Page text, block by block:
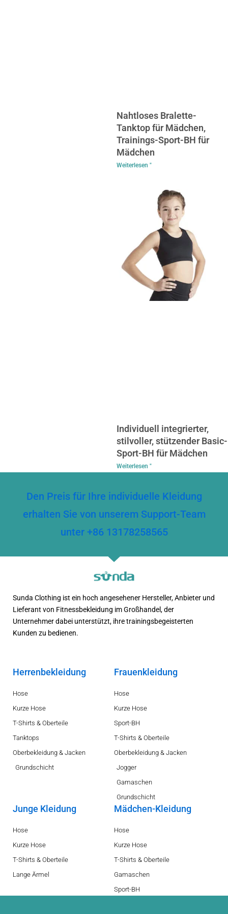
Nahtloses Bralette-
Tanktop für Mädchen,
Trainings-Sport-BH für
Mädchen
Weiterlesen "
Individuell integrierter,
stilvoller, stützender Basic-
Sport-BH für Mädchen
Weiterlesen "
Den Preis für Ihre individuelle Kleidung
erhalten Sie von unserem Support-Team
unter +86 13178258565
Sunda Clothing ist ein hoch angesehener Hersteller, Anbieter und
Lieferant von Fitnessbekleidung im Großhandel, der
Unternehmer dabei unterstützt, ihre trainingsbegeisterten
Kunden zu bedienen.
Herrenbekleidung
Hose
Kurze Hose
T-Shirts & Oberteile
Tanktops
Oberbekleidung & Jacken
Grundschicht
Frauenkleidung
Hose
Kurze Hose
Sport-BH
T-Shirts & Oberteile
Oberbekleidung & Jacken
Jogger
Gamaschen
Grundschicht
Junge Kleidung
Hose
Kurze Hose
T-Shirts & Oberteile
Lange Ärmel
Mädchen-Kleidung
Hose
Kurze Hose
T-Shirts & Oberteile
Gamaschen
Sport-BH